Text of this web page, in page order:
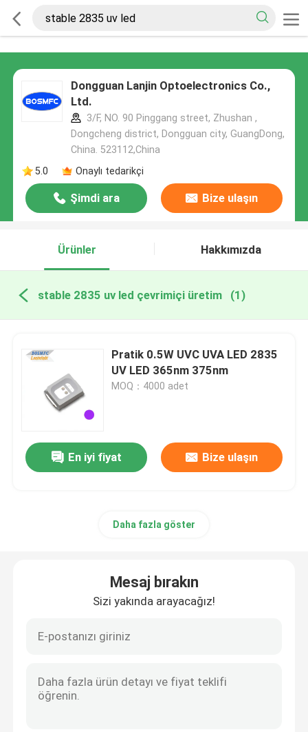
Dongguan Lanjin Optoelectronics Co.,
Ltd.
3/F, NO. 90 Pinggang street, Zhushan ,
Dongcheng district, Dongguan city, GuangDong,
China. 523112,China
5.0
Onaylı tedarikçi
Şimdi ara Bize ulaşın
Ürünler Hakkımızda
stable 2835 uv led çevrimiçi üretim (1)
Pratik 0.5W UVC UVA LED 2835
UV LED 365nm 375nm
MOQ：4000 adet
En iyi fiyat Bize ulaşın
Daha fazla göster
Mesaj bırakın
Sizi yakında arayacağız!